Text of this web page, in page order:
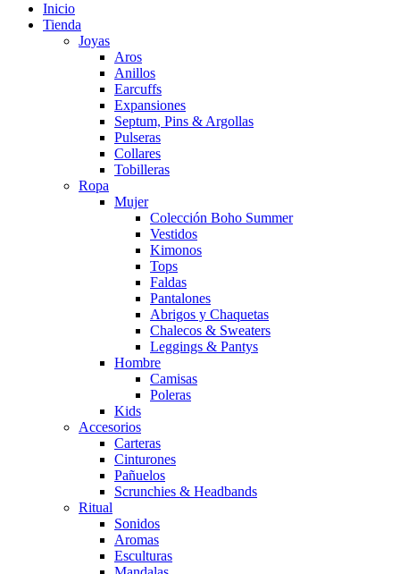
Inicio
Tienda
Joyas
Aros
Anillos
Earcuffs
Expansiones
Septum, Pins & Argollas
Pulseras
Collares
Tobilleras
Ropa
Mujer
Colección Boho Summer
Vestidos
Kimonos
Tops
Faldas
Pantalones
Abrigos y Chaquetas
Chalecos & Sweaters
Leggings & Pantys
Hombre
Camisas
Poleras
Kids
Accesorios
Carteras
Cinturones
Pañuelos
Scrunchies & Headbands
Ritual
Sonidos
Aromas
Esculturas